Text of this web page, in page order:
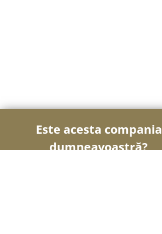
Este acesta compania
dumneavoastră?